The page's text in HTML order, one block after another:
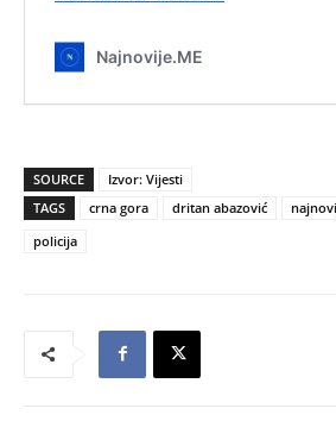
SOURCE
Izvor: Vijesti
TAGS
crna gora dritan abazović
policija